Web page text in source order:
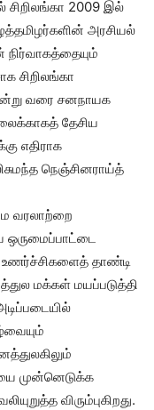
2009 இல்
அரசியல்
சிறிலங்கா
வரை சனநாயக
தேசிய
எதிராக
நெஞ்சினராய்த்
வரலாற்றை
ஒருமைப்பாட்டை
உணர்ச்சிகளைத் தாண்டி
மக்கள் மயப்படுத்தி
முன்னெடுக்க
விரும்புகிறது.